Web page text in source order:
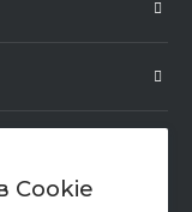
Cookie